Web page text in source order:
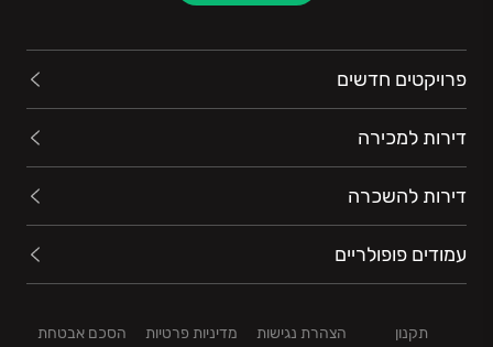
פרויקטים חדשים
דירות למכירה
דירות להשכרה
עמודים פופולריים
תקנון הצהרת נגישות מדיניות פרטיות הסכם אבטחת